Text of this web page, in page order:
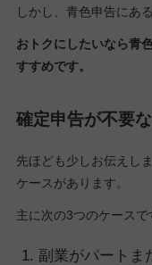
しかし、青色申告にあ
おトクにしたいなら青
すすめです。
確定申告が不要
先ほども少しお伝えし
ケースがあります。
主に次の3つのケースで
副業がパートま